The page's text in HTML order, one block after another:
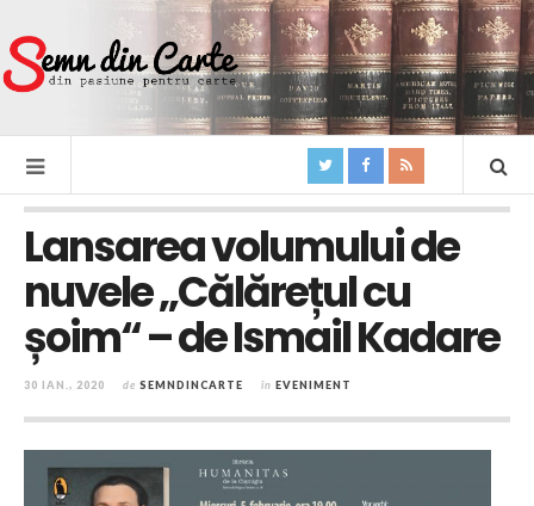
Lansarea volumului de
nuvele „Călărețul cu
șoim“ – de Ismail Kadare
30 IAN., 2020 de SEMNDINCARTE în EVENIMENT